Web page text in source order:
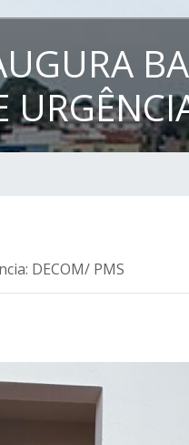
DECOM/ PMS